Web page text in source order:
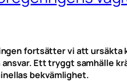
fortsätter vi att
Ett tryggt samhälle
bekvämlighet.